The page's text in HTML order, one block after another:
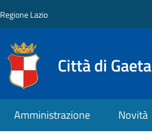
Regione Lazio
Città di Gaeta
Amministrazione Novità